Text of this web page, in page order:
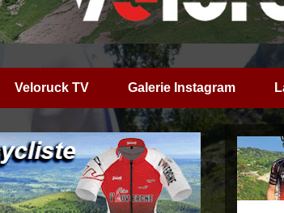
Veloruck TV Galerie Instagram